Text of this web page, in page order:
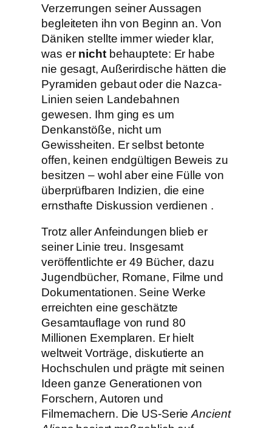
Verzerrungen seiner Aussagen
begleiteten ihn von Beginn an. Von
Däniken stellte immer wieder klar,
was er nichtbehauptete: Er habe
nie gesagt, Außerirdische hätten die
Pyramiden gebaut oder die Nazca-
Linien seien Landebahnen
gewesen. Ihm ging es um
Denkanstöße, nicht um
Gewissheiten. Er selbst betonte
offen, keinen endgültigen Beweis zu
besitzen – wohl aber eine Fülle von
überprüfbaren Indizien, die eine
ernsthafte Diskussion verdienen .
Trotz aller Anfeindungen blieb er
seiner Linie treu. Insgesamt
veröffentlichte er 49 Bücher, dazu
Jugendbücher, Romane, Filme und
Dokumentationen. Seine Werke
erreichten eine geschätzte
Gesamtauflage von rund 80
Millionen Exemplaren. Er hielt
weltweit Vorträge, diskutierte an
Hochschulen und prägte mit seinen
Ideen ganze Generationen von
Forschern, Autoren und
Filmemachern. Die US-SerieAncient